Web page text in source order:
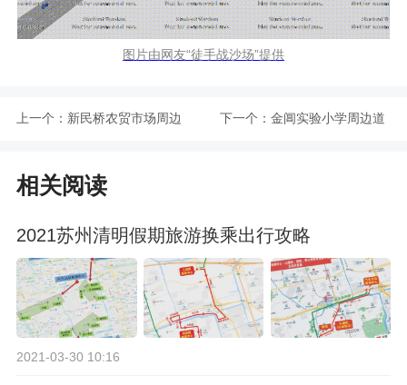
图片由网友“徒手战沙场”提供
上一个： 新民桥农贸市场周边 下一个： 金阊实验小学周边道
相关阅读
2021苏州清明假期旅游换乘出行攻略
2021-03-30 10:16